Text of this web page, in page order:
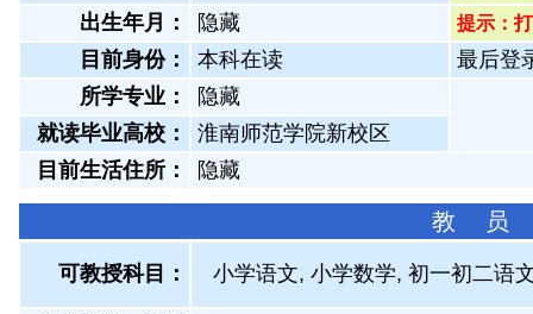
出生年月：
隐藏 提示：
目前身份： 本科在读
最后登
所学专业：
隐藏
就读毕业高校：
淮南师范学院新校区
目前生活住所：
隐藏
教 员
可教授科目： 小学语文, 小学数学, 初一初二语